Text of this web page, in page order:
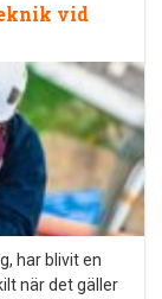
vid
har blivit en
när det gäller